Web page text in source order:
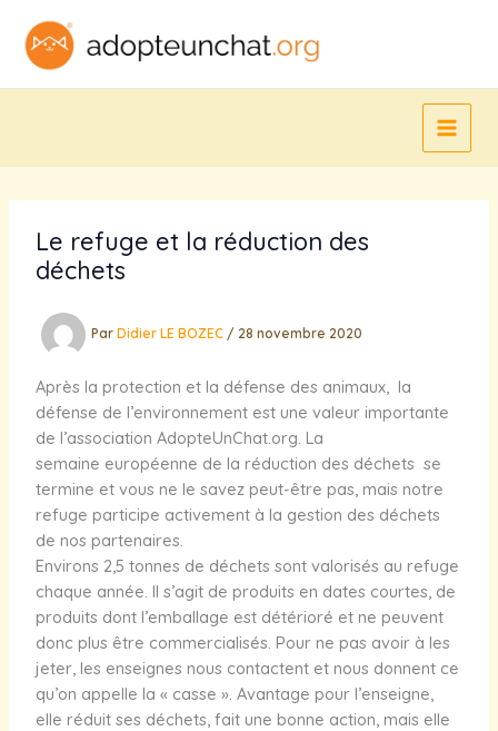
contenu
Le refuge et la réduction des
déchets
Par Didier LE BOZEC / 28 novembre 2020
Après la protection et la défense des animaux, la
défense de l’environnement est une valeur importante
de l’association AdopteUnChat.org. La
semaine européenne de la réduction des déchets se
termine et vous ne le savez peut-être pas, mais notre
refuge participe activement à la gestion des déchets
de nos partenaires.
Environs 2,5 tonnes de déchets sont valorisés au refuge
chaque année. Il s’agit de produits en dates courtes, de
produits dont l’emballage est détérioré et ne peuvent
donc plus être commercialisés. Pour ne pas avoir à les
jeter, les enseignes nous contactent et nous donnent ce
qu’on appelle la « casse ». Avantage pour l’enseigne,
elle réduit ses déchets, fait une bonne action, mais elle